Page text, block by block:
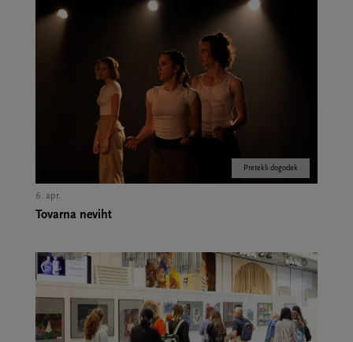
Pretekli dogodek
6. apr.
Tovarna neviht